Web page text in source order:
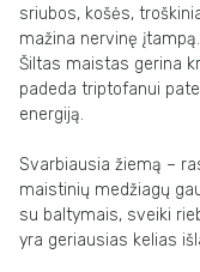
sriubos, košės,
mažina nervinę
Šiltas maistas gerina
padeda triptofanui
energiją.
Svarbiausia žiemą –
maistinių medžiagų
su baltymais, sveiki
yra geriausias kelias